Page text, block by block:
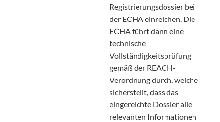
Registrierungsdossier bei
der ECHA einreichen. Die
ECHA führt dann eine
technische
Vollständigkeitsprüfung
gemäß der REACH-
Verordnung durch, welche
sicherstellt, dass das
eingereichte Dossier alle
relevanten Informationen